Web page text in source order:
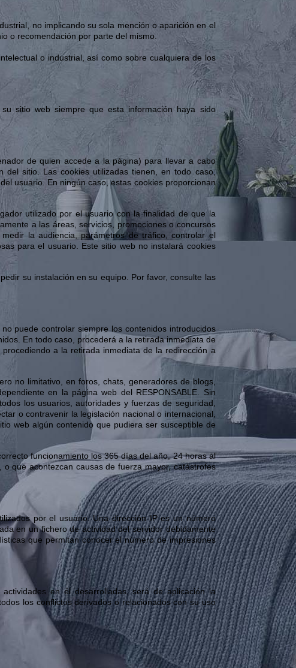
no implicando su sola mención o aparición en el
o recomendación por parte del mismo.
o industrial, así como sobre cualquiera de los
sitio web siempre que esta información haya sido
de quien accede a la página) para llevar a cabo
del sitio. Las cookies utilizadas tienen, en todo caso,
usuario. En ningún caso, estas cookies proporcionan
utilizado por el usuario con la finalidad de que la
a las áreas, servicios, promociones o concursos
la audiencia, parámetros de tráfico, controlar el
para el usuario. Este sitio web no instalará cookies
su instalación en su equipo. Por favor, consulte las
puede controlar siempre los contenidos introducidos
En todo caso, procederá a la retirada inmediata de
a la retirada inmediata de la redirección a
no limitativo, en foros, chats, generadores de blogs,
en la página web del RESPONSABLE. Sin
los usuarios, autoridades y fuerzas de seguridad,
o contravenir la legislación nacional o internacional,
web algún contenido que pudiera ser susceptible de
funcionamiento los 365 días del año, 24 horas al
que acontezcan causas de fuerza mayor, catástrofes
por el usuario. Una dirección IP es un número
en un fichero de actividad del servidor debidamente
que permitan conocer el número de impresiones
en él desarrolladas, será de aplicación la
los conflictos derivados o relacionados con su uso